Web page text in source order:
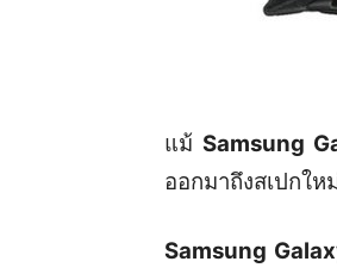
แม้ Samsung
ออกมาถึงสเปกใ
Samsung